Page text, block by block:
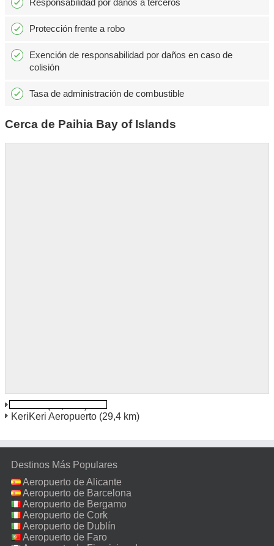
Responsabilidad por daños a terceros
Protección frente a robo
Exención de responsabilidad por daños en caso de
colisión
Tasa de administración de combustible
Cerca de Paihia Bay of Islands
KeriKeri Aeropuerto (29,4 km)
Destinos Más Populares
Aeropuerto de Alicante
Aeropuerto de Barcelona
Aeropuerto de Bergamo
Aeropuerto de Cork
Aeropuerto de Dublín
Aeropuerto de Faro